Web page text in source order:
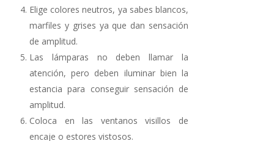
Elige colores neutros, ya sabes blancos,
marfiles y grises ya que dan sensación
de amplitud.
Las lámparas no deben llamar la
atención, pero deben iluminar bien la
estancia para conseguir sensación de
amplitud.
Coloca en las ventanos visillos de
encaje o estores vistosos.